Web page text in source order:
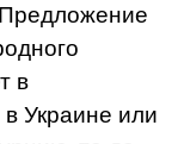
Предложение
в
Украине или